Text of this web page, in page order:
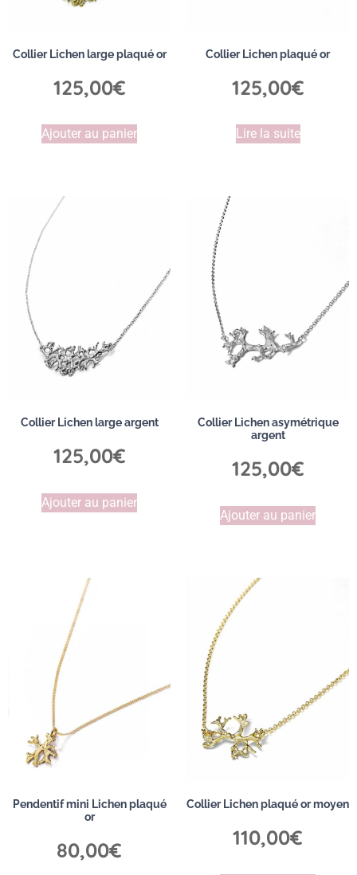
Collier Lichen large plaqué or
125,00€
Ajouter au panier
Collier Lichen plaqué or
125,00€
Lire la suite
Collier Lichen large argent
125,00€
Ajouter au panier
Collier Lichen asymétrique
argent
125,00€
Ajouter au panier
Pendentif mini Lichen plaqué
or
80,00€
Collier Lichen plaqué or moyen
110,00€